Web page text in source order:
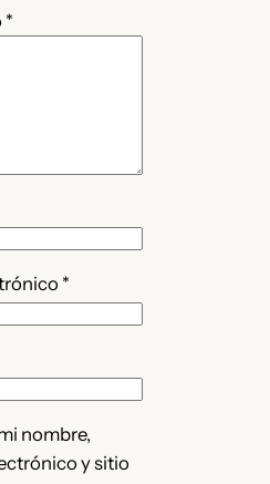
*
*
nombre,
y sitio